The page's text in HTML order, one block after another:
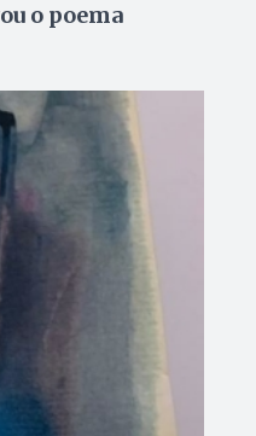
o poema